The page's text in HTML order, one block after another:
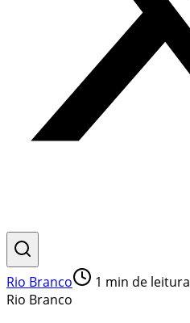
Rio Branco 1 min de leitura
Rio Branco